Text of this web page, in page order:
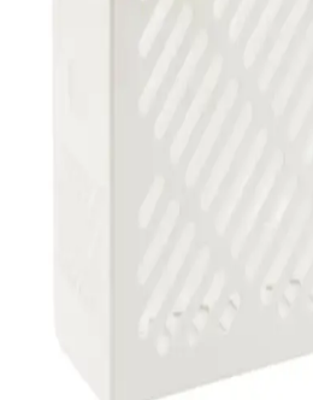
2K A5 Küçük Boy PVC
ve Okul İçin Pratik Saklama
Bu şık ve dayanıklı PVC evrak